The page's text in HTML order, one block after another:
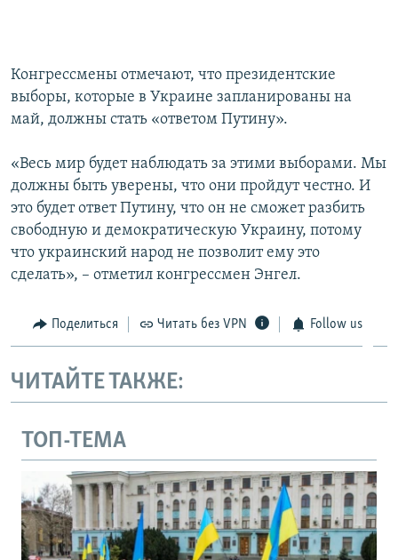
Конгрессмены отмечают, что президентские
выборы, которые в Украине запланированы на
май, должны стать «ответом Путину».
«Весь мир будет наблюдать за этими выборами. Мы
должны быть уверены, что они пройдут честно. И
это будет ответ Путину, что он не сможет разбить
свободную и демократическую Украину, потому
что украинский народ не позволит ему это
сделать», – отметил конгрессмен Энгел.
Поделиться Читать без VPN Follow us
ЧИТАЙТЕ ТАКЖЕ:
ТОП-ТЕМА